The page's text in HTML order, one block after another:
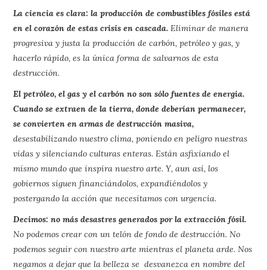
La ciencia es clara: la producción de combustibles fósiles está
en el corazón de estas crisis en cascada. Eliminar de manera
progresiva y justa la producción de carbón, petróleo y gas, y
hacerlo rápido, es la única forma de salvarnos de esta
destrucción.
El petróleo, el gas y el carbón no son sólo fuentes de energía.
Cuando se extraen de la tierra, donde deberían permanecer,
se convierten en armas de destrucción masiva,
desestabilizando nuestro clima, poniendo en peligro nuestras
vidas y silenciando culturas enteras. Están asfixiando el
mismo mundo que inspira nuestro arte. Y, aun así, los
gobiernos siguen financiándolos, expandiéndolos y
postergando la acción que necesitamos con urgencia.
Decimos: no más desastres generados por la extracción fósil.
No podemos crear con un telón de fondo de destrucción. No
podemos seguir con nuestro arte mientras el planeta arde. Nos
negamos a dejar que la belleza se desvanezca en nombre del